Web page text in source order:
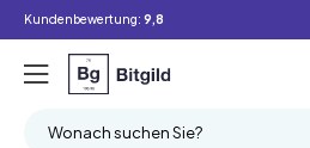
Kundenbewertung: 9,8
Wonach suchen Sie?